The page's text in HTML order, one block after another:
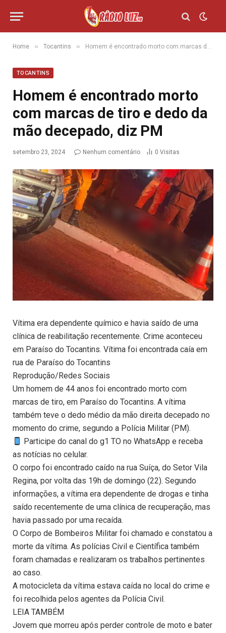
Home » Tocantins » Homem é encontrado morto com marcas de tiro e dedo da mão decepado, diz PM
TOCANTINS
Homem é encontrado morto
com marcas de tiro e dedo da
mão decepado, diz PM
setembro 23, 2024 Nenhum comentário 0 Visitas
Vítima era dependente químico e havia saído de uma
clínica de reabilitação recentemente. Crime aconteceu
em Paraíso do Tocantins. Vítima foi encontrada caía em
rua de Paraíso do Tocantins
Reprodução/Redes Sociais
Um homem de 44 anos foi encontrado morto com
marcas de tiro, em Paraíso do Tocantins. A vítima
também teve o dedo médio da mão direita decepado no
momento do crime, segundo a Polícia Militar (PM).
Participe do canal do g1 TO no WhatsApp e receba
as notícias no celular.
O corpo foi encontrado caído na rua Suíça, do Setor Vila
Regina, por volta das 19h de domingo (22). Segundo
informações, a vítima era dependente de drogas e tinha
saído recentemente de uma clínica de recuperação, mas
havia passado por uma recaída.
O Corpo de Bombeiros Militar foi chamado e constatou a
morte da vítima. As polícias Civil e Científica também
foram chamadas e realizaram os trabalhos pertinentes
ao caso.
A motocicleta da vítima estava caída no local do crime e
foi recolhida pelos agentes da Polícia Civil.
LEIA TAMBÉM
Jovem que morreu após perder controle de moto e bater